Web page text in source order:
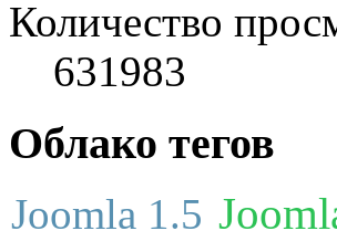
Количество
631983
Облако тегов
Joomla 1.5